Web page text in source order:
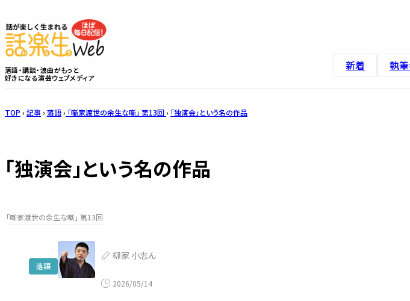
落語・講談・浪曲がもっと
好きになる演芸ウェブメディア
新着 執
TOP › 記事 › 落語› 「噺家渡世の余生な噺」 第13回› 「独演会」という名の作品
「独演会」という名の作品
「噺家渡世の余生な噺」 第13回
落語
柳家 小志ん
2026/05/14